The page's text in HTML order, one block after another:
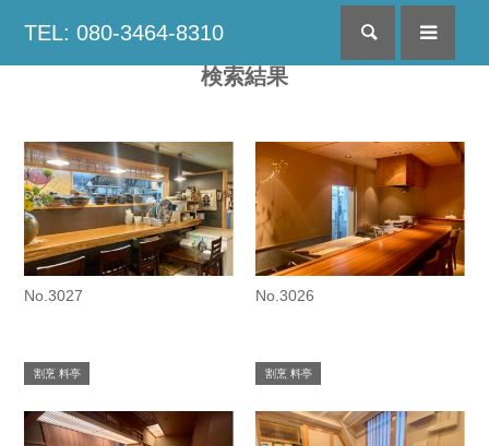
TEL: 080-3464-8310 検索
検索結果
No.3027
割烹 料亭
No.3026
割烹 料亭